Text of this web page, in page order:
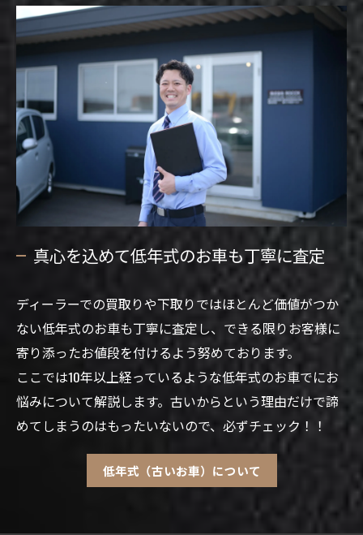
真心を込めて低年式のお車も丁寧に査定
ディーラーでの買取りや下取りではほとんど価値がつか
ない低年式のお車も丁寧に査定し、できる限りお客様に
寄り添ったお値段を付けるよう努めております。
ここでは10年以上経っているような低年式のお車でにお
悩みについて解説します。古いからという理由だけで諦
めてしまうのはもったいないので、必ずチェック！！
低年式（古いお車）について